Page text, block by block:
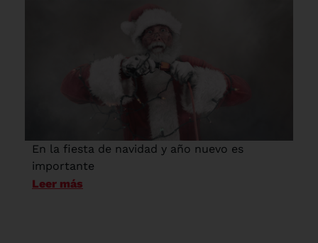
En la fiesta de navidad y año nuevo es
importante
Leer más